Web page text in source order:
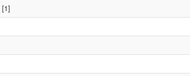
[1]